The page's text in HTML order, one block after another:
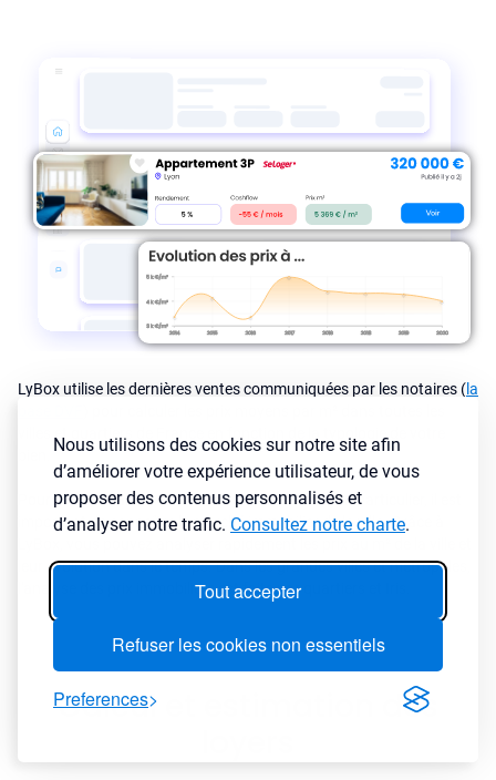
Nous utilisons des cookies sur notre site afin
d’améliorer votre expérience utilisateur, de vous
proposer des contenus personnalisés et
d’analyser notre trafic. Consultez notre charte.
Tout accepter
Refuser les cookies non essentiels
Preferences
LyBox utilise les dernières ventes communiquées par les notaires (la
Pour investir dans une ville ou dans un secteur en particulier, il est
important de connaître le marché immobilier de la ville. Grâce à
leur évolution dans le temps. Dans les grandes villes et metropoles,
l'analyse des prix immobiliers est faite par quartiers et Iris.
Calcul et estimation des